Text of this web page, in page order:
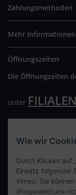
Zahlungsmethoden
Mehr Informationen
Öffnungszeiten
Die Öffnungzeiten
unter FILIALEN
Wir freuen uns auf
Kontaktdaten
Wie wir
Durch Klicken auf
Einsatz folgender
Vimeo. Sie
(Fingerabdruck-